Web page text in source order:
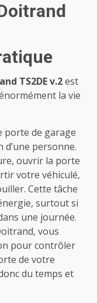
TS2DE v.2est
la vie
porte de garage
d’une personne.
ouvrir la porte
votre véhiculé,
Cette tâche
surtout si
une journée.
vous
pour contrôler
de votre
du temps et